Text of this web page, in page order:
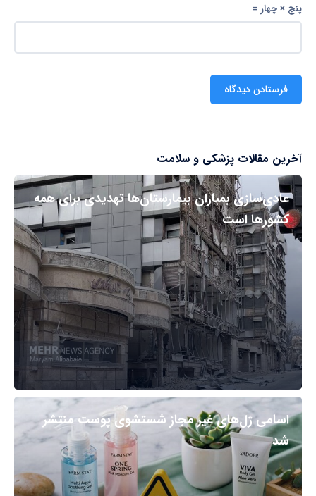
پنج × چهار =
آخرین مقالات پزشکی و سلامت
عادی‌سازی بمباران بیمارستان‌ها تهدیدی برای همه
کشورها است
اسامی ژل‌های غیر مجاز شستشوی پوست منتشر
شد